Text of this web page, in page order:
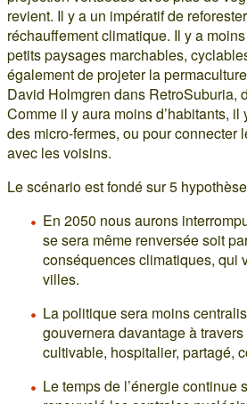
revient. Il y a un impératif de
réchauffement climatique. Il y a
petits paysages marchables,
également de projeter la
David Holmgren dans RetroSuburia,
Comme il y aura moins d’habitants,
des micro-fermes, ou pour
avec les voisins.
Le scénario est fondé sur 5
En 2050 nous aurons
se sera même renversée soit
conséquences climatiques, qui
villes.
La politique sera moins
gouvernera davantage à
cultivable, hospitalier, partagé,
Le temps de l’énergie continue